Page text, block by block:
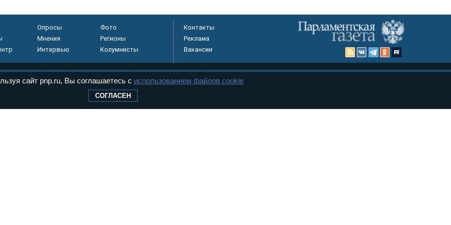
Опросы
Фото
Мнения
Регионы
Интервью Колумнисты
Контакты
Реклама
Вакансии
сайт pnp.ru, Вы соглашаетесь с использованием файлов cookie
СОГЛАСЕН